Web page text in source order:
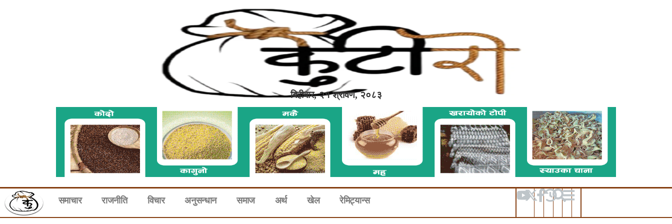
बिहीबार, २१ श्रावण, २०८३
समाचार राजनीति विचार अनुसन्धान समाज अर्थ खेल रेमिट्यान्स